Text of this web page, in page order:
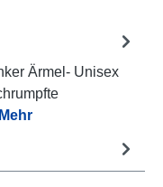
Ärmel- Unisex
Mehr